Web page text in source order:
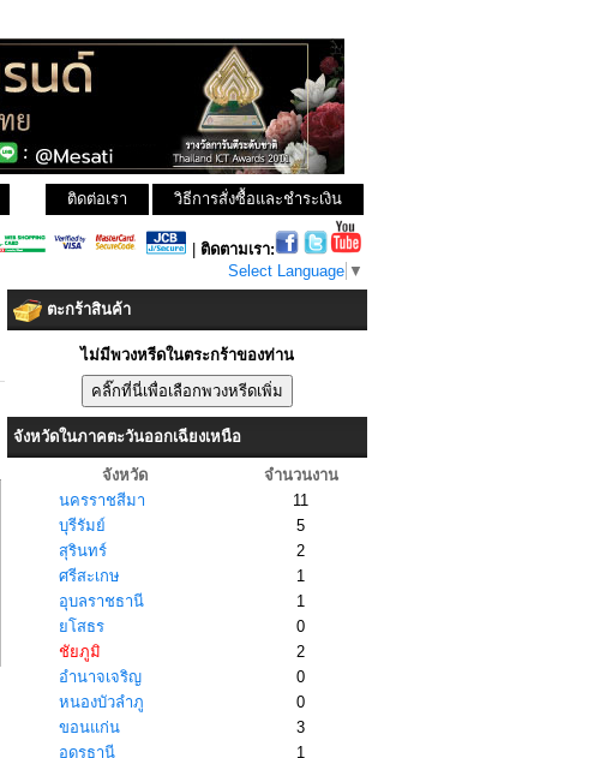
วิธีการสั่งซื้อและชำระเงิน
ติดต่อเรา
ติดตามเรา:
Select Language ▼
ตะกร้าสินค้า
ไม่มีพวงหรีดในตระกร้าของท่าน
จังหวัดในภาคตะวันออกเฉียงเหนือ
จังหวัด
จำนวนงาน
นครราชสีมา
11
บุรีรัมย์
5
สุรินทร์
2
ศรีสะเกษ
1
อุบลราชธานี
1
ยโสธร
0
ชัยภูมิ
2
อำนาจเจริญ
0
หนองบัวลำภู
0
ขอนแก่น
3
อุดรธานี
1